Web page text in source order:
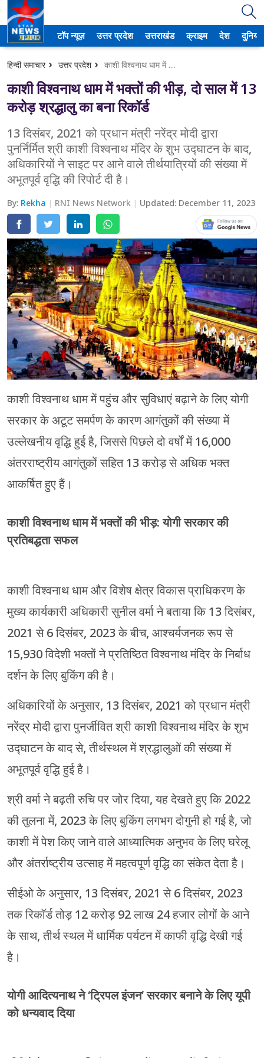
टॉप न्यूज़ उत्तर प्रदेश उत्तराखंड क्राइम देश दुनिया
हिन्दी समाचार उत्तर प्रदेश काशी विश्वनाथ धाम में भक्तों की भीड़, दो साल में 13 करोड़ श्रद्धालु का बना रिकॉर्ड
काशी विश्वनाथ धाम में भक्तों की भीड़, दो साल में 13
करोड़ श्रद्धालु का बना रिकॉर्ड
13 दिसंबर, 2021 को प्रधान मंत्री नरेंद्र मोदी द्वारा
पुनर्निर्मित श्री काशी विश्वनाथ मंदिर के शुभ उद्घाटन के बाद,
अधिकारियों ने साइट पर आने वाले तीर्थयात्रियों की संख्या में
अभूतपूर्व वृद्धि की रिपोर्ट दी है।
By: Rekha RNI News Network Updated: December 11, 2023
काशी विश्वनाथ धाम में पहुंच और सुविधाएं बढ़ाने के लिए योगी
सरकार के अटूट समर्पण के कारण आगंतुकों की संख्या में
उल्लेखनीय वृद्धि हुई है, जिससे पिछले दो वर्षों में 16,000
अंतरराष्ट्रीय आगंतुकों सहित 13 करोड़ से अधिक भक्त
आकर्षित हुए हैं।
काशी विश्वनाथ धाम में भक्तों की भीड़: योगी सरकार की
प्रतिबद्धता सफल
काशी विश्वनाथ धाम और विशेष क्षेत्र विकास प्राधिकरण के
मुख्य कार्यकारी अधिकारी सुनील वर्मा ने बताया कि 13 दिसंबर,
2021 से 6 दिसंबर, 2023 के बीच, आश्चर्यजनक रूप से
15,930 विदेशी भक्तों ने प्रतिष्ठित विश्वनाथ मंदिर के निर्बाध
दर्शन के लिए बुकिंग की है।
अधिकारियों के अनुसार, 13 दिसंबर, 2021 को प्रधान मंत्री
नरेंद्र मोदी द्वारा पुनर्जीवित श्री काशी विश्वनाथ मंदिर के शुभ
उद्घाटन के बाद से, तीर्थस्थल में श्रद्धालुओं की संख्या में
अभूतपूर्व वृद्धि हुई है।
श्री वर्मा ने बढ़ती रुचि पर जोर दिया, यह देखते हुए कि 2022
की तुलना में, 2023 के लिए बुकिंग लगभग दोगुनी हो गई है, जो
काशी में पेश किए जाने वाले आध्यात्मिक अनुभव के लिए घरेलू
और अंतर्राष्ट्रीय उत्साह में महत्वपूर्ण वृद्धि का संकेत देता है।
सीईओ के अनुसार, 13 दिसंबर, 2021 से 6 दिसंबर, 2023
तक रिकॉर्ड तोड़ 12 करोड़ 92 लाख 24 हजार लोगों के आने
के साथ, तीर्थ स्थल में धार्मिक पर्यटन में काफी वृद्धि देखी गई
है।
योगी आदित्यनाथ ने ‘ट्रिपल इंजन’ सरकार बनाने के लिए यूपी
को धन्यवाद दिया
उत्तर प्रदेश
आगरा
कानपुर
प्रयागराज
मेरठ
लखनऊ
उत्तराखंड
अल्मोड़ा
चंपावत
चमोली
देहरादून
नैनीताल
बागेश्वर
हरिद्वार